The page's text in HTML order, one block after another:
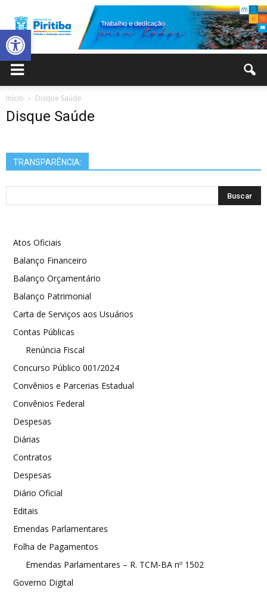
Abrir a barra de ferramentas
Início Disque Saúde
Disque Saúde
TRANSPARÊNCIA:
Atos Oficiais
Balanço Financeiro
Balanço Orçamentário
Balanço Patrimonial
Carta de Serviços aos Usuários
Contas Públicas
Renúncia Fiscal
Concurso Público 001/2024
Convênios e Parcerias Estadual
Convênios Federal
Despesas
Diárias
Contratos
Despesas
Diário Oficial
Editais
Emendas Parlamentares
Folha de Pagamentos
Emendas Parlamentares – R. TCM-BA nº 1502
Governo Digital